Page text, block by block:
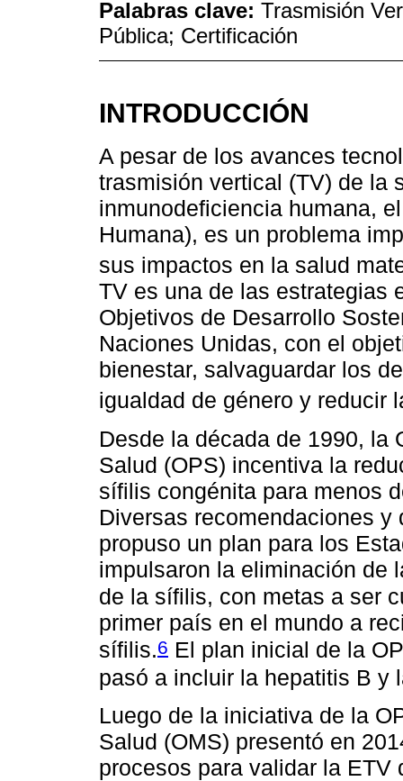
Palabras clave: Trasmisión
Pública; Certificación
INTRODUCCIÓN
A pesar de los avances
trasmisión vertical (TV) de la
inmunodeficiencia humana,
Humana), es un problema
sus impactos en la salud
TV es una de las estrategias
Objetivos de Desarrollo
Naciones Unidas, con el
bienestar, salvaguardar los
igualdad de género y reducir
Desde la década de 1990, la
Salud (OPS) incentiva la
sífilis congénita para menos
Diversas recomendaciones
propuso un plan para los
impulsaron la eliminación de
de la sífilis, con metas a ser
primer país en el mundo a
sífilis.6 El plan inicial de la
pasó a incluir la hepatitis B y
Luego de la iniciativa de la
Salud (OMS) presentó en
procesos para validar la